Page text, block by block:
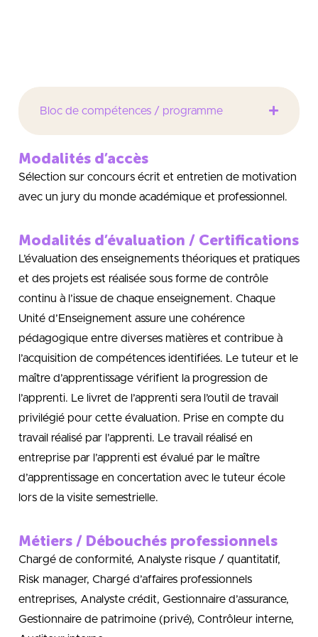
Bloc de compétences / programme
Modalités d’accès
Sélection sur concours écrit et entretien de motivation
avec un jury du monde académique et professionnel.
Modalités d’évaluation / Certifications
L’évaluation des enseignements théoriques et pratiques
et des projets est réalisée sous forme de contrôle
continu à l’issue de chaque enseignement. Chaque
Unité d’Enseignement assure une cohérence
pédagogique entre diverses matières et contribue à
l’acquisition de compétences identifiées. Le tuteur et le
maître d’apprentissage vérifient la progression de
l’apprenti. Le livret de l’apprenti sera l’outil de travail
privilégié pour cette évaluation. Prise en compte du
travail réalisé par l’apprenti. Le travail réalisé en
entreprise par l’apprenti est évalué par le maître
d’apprentissage en concertation avec le tuteur école
lors de la visite semestrielle.
Métiers / Débouchés professionnels
Chargé de conformité, Analyste risque / quantitatif,
Risk manager, Chargé d’affaires professionnels
entreprises, Analyste crédit, Gestionnaire d’assurance,
Gestionnaire de patrimoine (privé), Contrôleur interne,